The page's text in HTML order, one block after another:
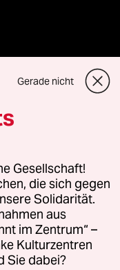
oder für Genehmigungen
Richtlinien
AGB
Gerade nicht
Gesellschaft!
die sich gegen
Solidarität.
aus
im Zentrum“ –
Kulturzentren
Sie dabei?